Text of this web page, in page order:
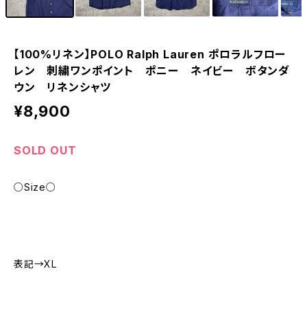
【100%リネン】POLO Ralph Lauren ポロラルフロー
レン 刺繍ワンポイント ポニー ネイビー ボタンダ
ウン リネンシャツ
¥8,900
SOLD OUT
○Size○
表記→XL